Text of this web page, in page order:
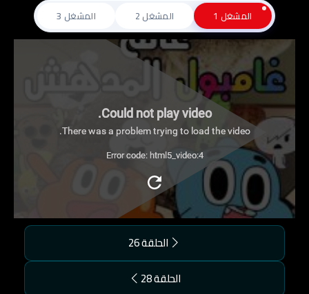
المشغل 1 المشغل 2 المشغل 3
Could not play video.
There was a problem trying to load the video.
Error code: html5_video:4
الحلقة 26
الحلقة 28